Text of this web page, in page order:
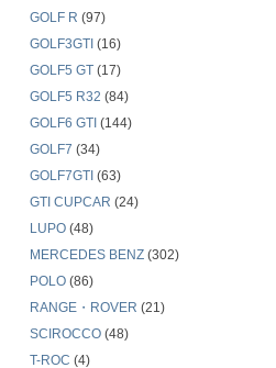
GOLF R (97)
GOLF3GTI(16)
GOLF5 GT(17)
GOLF5 R32 (84)
GOLF6 GTI(144)
GOLF7 (34)
GOLF7GTI(63)
GTI CUPCAR (24)
LUPO(48)
MERCEDES BENZ(302)
POLO(86)
RANGE・ROVER (21)
SCIROCCO(48)
T-ROC (4)